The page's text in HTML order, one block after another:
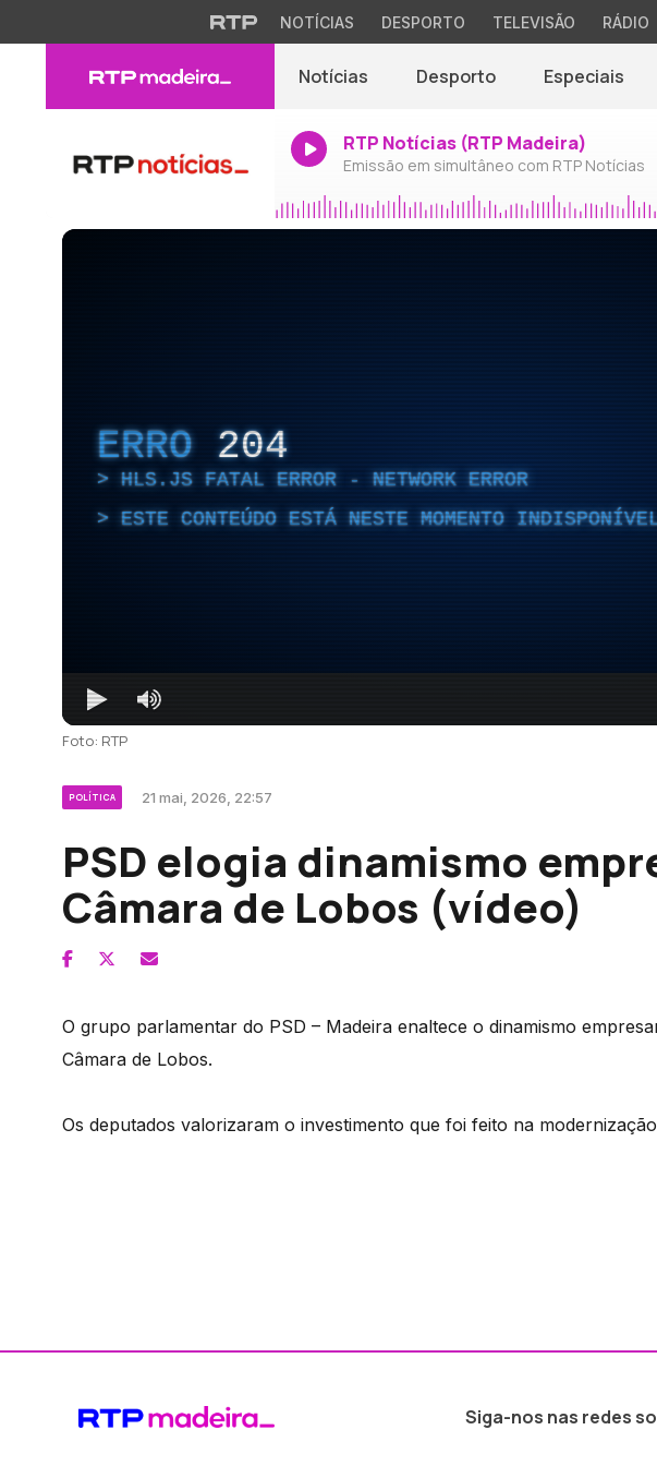
NOTÍCIAS DESPORTO TELEVISÃO RÁDIO
Notícias Desporto Especiais
RTP Notícias (RTP Madeira)
Emissão em simultâneo com RTP Notícias
ERRO 204
HLS.JS FATAL ERROR - NETWORK ERROR
ESTE CONTEÚDO ESTÁ NESTE MOMENTO
Foto: RTP
POLÍTICA 21 mai, 2026, 22:57
PSD elogia dinamismo
Câmara de Lobos (vídeo)
O grupo parlamentar do PSD – Madeira enaltece o dinamismo
Câmara de Lobos.
Os deputados valorizaram o investimento que foi feito na
Siga-nos nas redes